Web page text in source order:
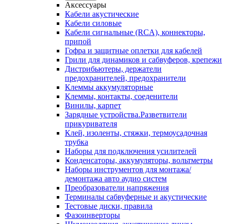
Аксессуары
Кабели акустические
Кабели силовые
Кабели сигнальные (RCA), коннекторы,
припой
Гофра и защитные оплетки для кабелей
Грили для динамиков и сабвуферов, крепежи
Дистрибьютеры, держатели
предохранителей, предохранители
Клеммы аккумуляторные
Клеммы, контакты, соеденители
Винилы, карпет
Зарядные устройства.Разветвители
прикуривателя
Клей, изоленты, стяжки, термоусадочная
трубка
Наборы для подключения усилителей
Конденсаторы, аккумуляторы, вольтметры
Наборы инструментов для монтажа/
демонтажа авто аудио систем
Преобразователи напряжения
Терминалы сабвуферные и акустические
Тестовые диски, правила
Фазоинверторы